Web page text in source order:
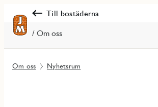
Till bostäderna
/ Om oss
Om oss Nyhetsrum